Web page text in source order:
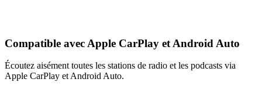
Compatible avec Apple CarPlay et Android Auto
Écoutez aisément toutes les stations de radio et les podcasts via
Apple CarPlay et Android Auto.